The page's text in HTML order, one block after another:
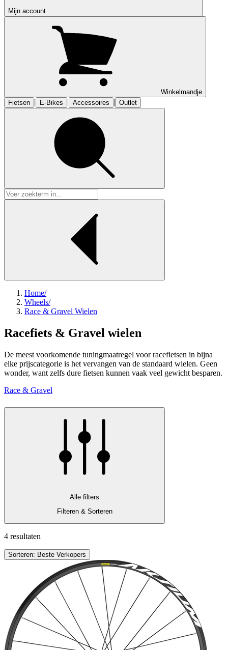
Mijn account
Winkelmandje
Fietsen | E-Bikes | Accessoires | Outlet
Home/
Wheels/
Race & Gravel Wielen
Racefiets & Gravel wielen
De meest voorkomende tuningmaatregel voor racefietsen in bijna
elke prijscategorie is het vervangen van de standaard wielen. Geen
wonder, want zelfs dure fietsen kunnen vaak veel gewicht besparen.
Race & Gravel
Alle filters
Filteren & Sorteren
4 resultaten
Sorteren: Beste Verkopers